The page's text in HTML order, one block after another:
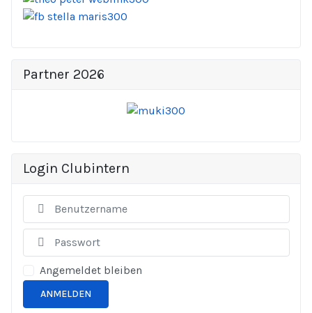
Partner 2026
Login Clubintern
Angemeldet bleiben
ANMELDEN